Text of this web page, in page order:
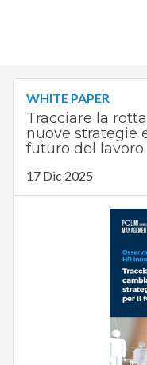
WHITE PAPER
Tracciare la
nuove strategie
futuro del lavoro
17 Dic 2025